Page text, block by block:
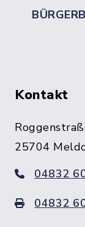
Kontakt
25704
04832
04832